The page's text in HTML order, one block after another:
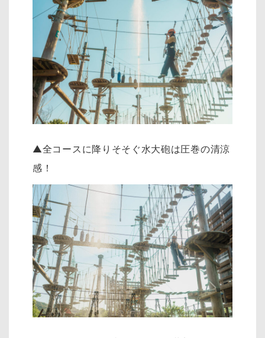
▲全コースに降りそそぐ水大砲は圧巻の清涼
感！